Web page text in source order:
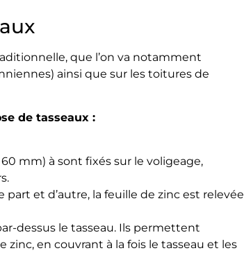
que l’on va notamment
ainsi que sur les toitures de
de tasseaux :
mm) à sont fixés sur le voligeage,
et d’autre, la feuille de zinc est relevée
dessus le tasseau. Ils permettent
zinc, en couvrant à la fois le tasseau et les